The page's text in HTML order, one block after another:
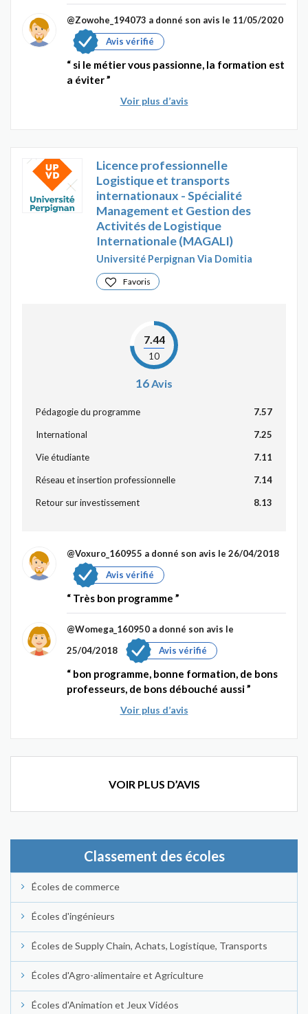
@Zowohe_194073 a donné son avis le 11/05/2020
Avis vérifié
si le métier vous passionne, la formation est
a éviter
Voir plus d’avis
Licence professionnelle
Logistique et transports
internationaux - Spécialité
Management et Gestion des
Activités de Logistique
Internationale (MAGALI)
Université Perpignan Via Domitia
Favoris
7.44
10
16Avis
Pédagogie du programme 7.57
International 7.25
Vie étudiante 7.11
Réseau et insertion professionnelle 7.14
Retour sur investissement 8.13
@Voxuro_160955 a donné son avis le 26/04/2018
Avis vérifié
Très bon programme
@Womega_160950 a donné son avis le
25/04/2018
Avis vérifié
bon programme, bonne formation, de bons
professeurs, de bons débouché aussi
Voir plus d’avis
VOIR PLUS D’AVIS
Classement des écoles
Écoles de commerce
Écoles d'ingénieurs
Écoles de Supply Chain, Achats, Logistique, Transports
Écoles d'Agro-alimentaire et Agriculture
Écoles d'Animation et Jeux Vidéos